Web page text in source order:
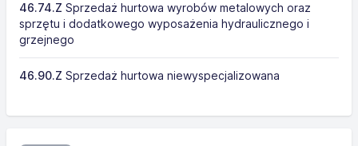
46.74.Z Sprzedaż hurtowa wyrobów metalowych oraz
sprzętu i dodatkowego wyposażenia hydraulicznego i
grzejnego
46.90.Z Sprzedaż hurtowa niewyspecjalizowana